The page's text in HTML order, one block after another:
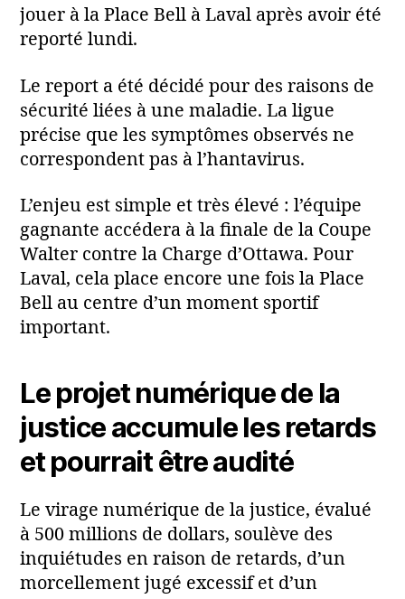
jouer à la Place Bell à Laval après avoir été
reporté lundi.
Le report a été décidé pour des raisons de
sécurité liées à une maladie. La ligue
précise que les symptômes observés ne
correspondent pas à l’hantavirus.
L’enjeu est simple et très élevé : l’équipe
gagnante accédera à la finale de la Coupe
Walter contre la Charge d’Ottawa. Pour
Laval, cela place encore une fois la Place
Bell au centre d’un moment sportif
important.
Le projet numérique de la
justice accumule les retards
et pourrait être audité
Le virage numérique de la justice, évalué
à 500 millions de dollars, soulève des
inquiétudes en raison de retards, d’un
morcellement jugé excessif et d’un